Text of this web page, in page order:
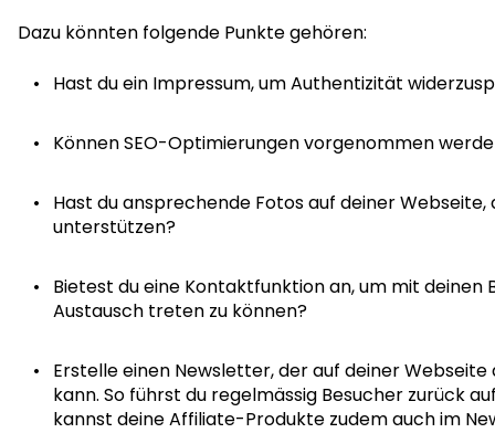
Dazu könnten folgende Punkte gehören:
Hast du ein Impressum, um Authentizität
Können SEO-Optimierungen vorgenommen
Hast du ansprechende Fotos auf deiner
unterstützen?
Bietest du eine Kontaktfunktion an, um mit deinen
Austausch treten zu können?
Erstelle einen Newsletter, der auf deiner
kann. So führst du regelmässig Besucher zurück
kannst deine Affiliate-Produkte zudem auch im